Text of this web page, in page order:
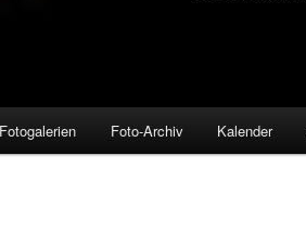
Fotogalerien Foto-Archiv Kalender